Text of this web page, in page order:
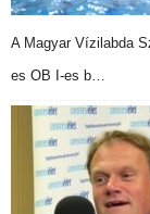
A Magyar Vízilabda
es OB I-es b…